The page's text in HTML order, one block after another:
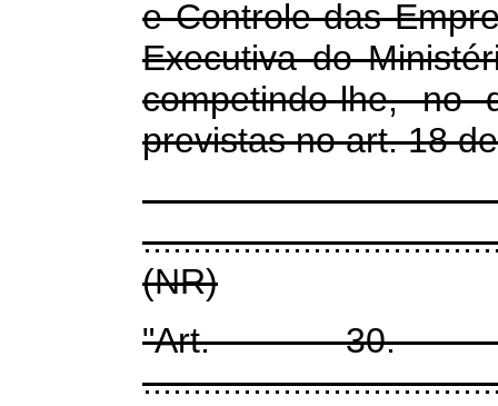
e Controle das
Executiva do
competindo-lhe, no
previstas no art. 18
(NR)